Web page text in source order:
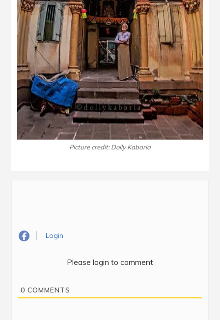
Picture credit: Dolly Kabaria
Login
Please login to comment
0 COMMENTS